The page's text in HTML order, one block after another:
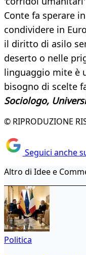
Conte fa sperare
condividere in
il diritto di asilo
deserto o nelle
linguaggio mite è
bisogno di scelte
Sociologo,
© RIPRODUZIONE
Seguici anche
Altro di Idee e
Politica